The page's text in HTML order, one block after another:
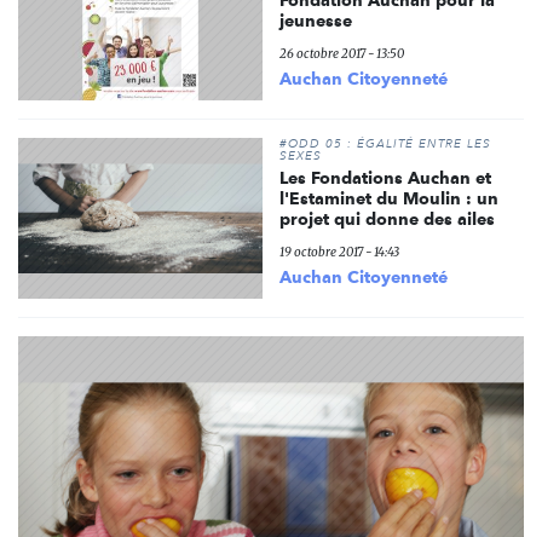
jeunesse
26 octobre 2017 - 13:50
Auchan Citoyenneté
#ODD 05 : ÉGALITÉ ENTRE LES
SEXES
Les Fondations Auchan et
l'Estaminet du Moulin : un
projet qui donne des ailes
19 octobre 2017 - 14:43
Auchan Citoyenneté